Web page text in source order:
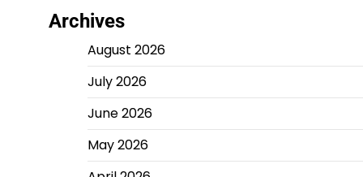
Archives
August 2026
July 2026
June 2026
May 2026